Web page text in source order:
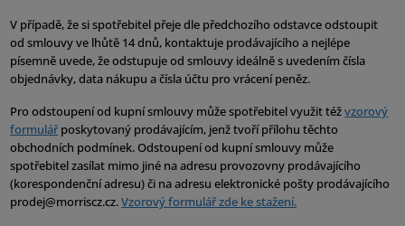
V případě, že si spotřebitel přeje dle předchozího odstavce odstoupit
od smlouvy ve lhůtě 14 dnů, kontaktuje prodávajícího a nejlépe
písemně uvede, že odstupuje od smlouvy ideálně s uvedením čísla
objednávky, data nákupu a čísla účtu pro vrácení peněz.
Pro odstoupení od kupní smlouvy může spotřebitel využit téžvzorový
formulář poskytovaný prodávajícím, jenž tvoří přílohu těchto
obchodních podmínek. Odstoupení od kupní smlouvy může
spotřebitel zasílat mimo jiné na adresu provozovny prodávajícího
(korespondenční adresu) či na adresu elektronické pošty prodávajícího
prodej@morriscz.cz.Vzorový formulář zde ke stažení.